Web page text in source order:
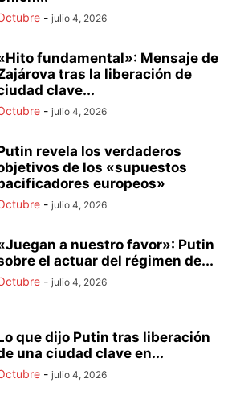
- julio 4, 2026
fundamental»: Mensaje de
tras la liberación de
clave...
- julio 4, 2026
revela los verdaderos
de los «supuestos
europeos»
- julio 4, 2026
a nuestro favor»: Putin
el actuar del régimen de...
- julio 4, 2026
que dijo Putin tras liberación
una ciudad clave en...
- julio 4, 2026